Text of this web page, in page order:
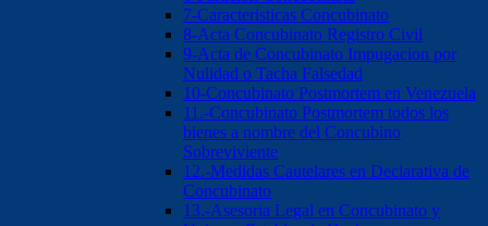
7-Caracteristicas Concubinato
8-Acta Concubinato Registro Civil
9-Acta de Concubinato Impugacion por
Nulidad o Tacha Falsedad
10-Concubinato Postmortem en Venezuela
11.-Concubinato Postmortem todos los
bienes a nombre del Concubino
Sobreviviente
12.-Medidas Cautelares en Declarativa de
Concubinato
13.-Asesoria Legal en Concubinato y